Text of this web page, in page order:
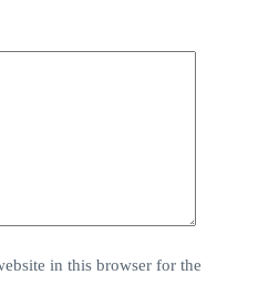
in this browser for the